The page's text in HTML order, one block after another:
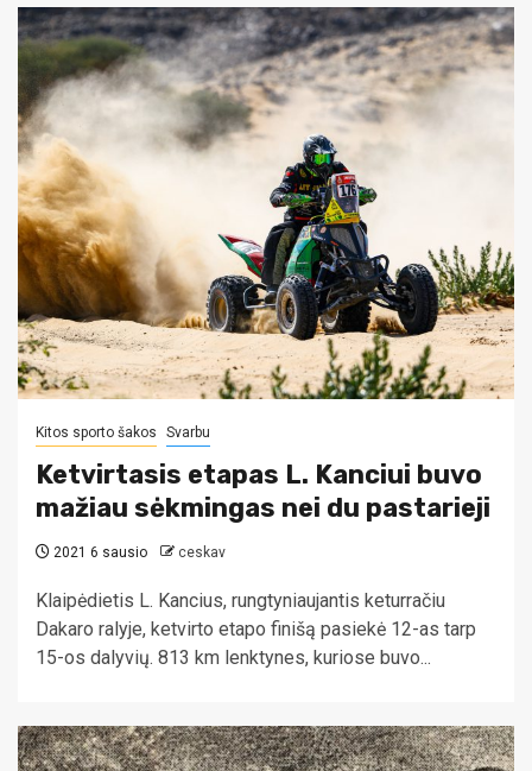
Kitos sporto šakos Svarbu
Ketvirtasis etapas L. Kanciui buvo
mažiau sėkmingas nei du pastarieji
2021 6 sausio ceskav
Klaipėdietis L. Kancius, rungtyniaujantis keturračiu
Dakaro ralyje, ketvirto etapo finišą pasiekė 12-as tarp
15-os dalyvių. 813 km lenktynes, kuriose buvo...